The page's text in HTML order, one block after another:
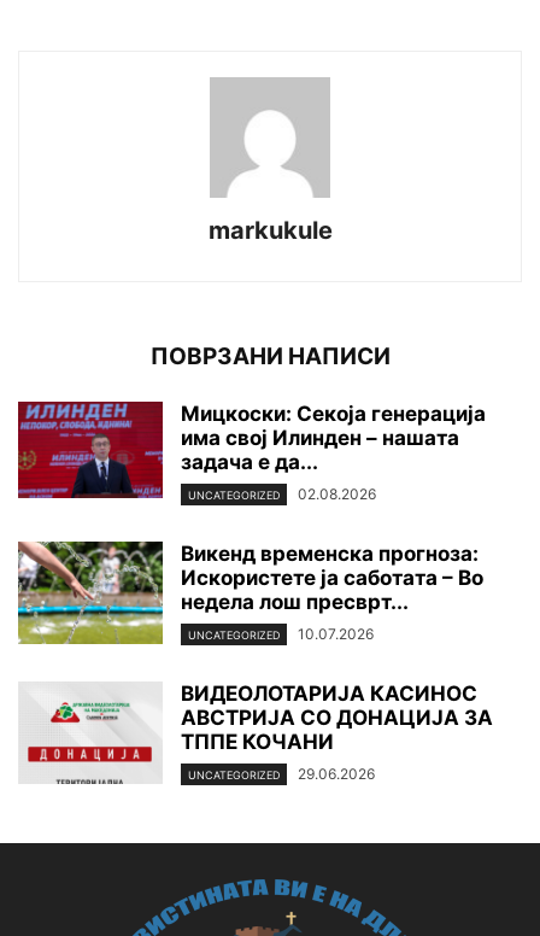
markukule
ПОВРЗАНИ НАПИСИ
Мицкоски: Секоја генерација
има свој Илинден – нашата
задача е да...
UNCATEGORIZED 02.08.2026
Викенд временска прогноза:
Искористете ја саботата – Во
недела лош пресврт...
UNCATEGORIZED 10.07.2026
ВИДЕОЛОТАРИЈА КАСИНОС
АВСТРИЈА СО ДОНАЦИЈА ЗА
ТППЕ КОЧАНИ
UNCATEGORIZED 29.06.2026